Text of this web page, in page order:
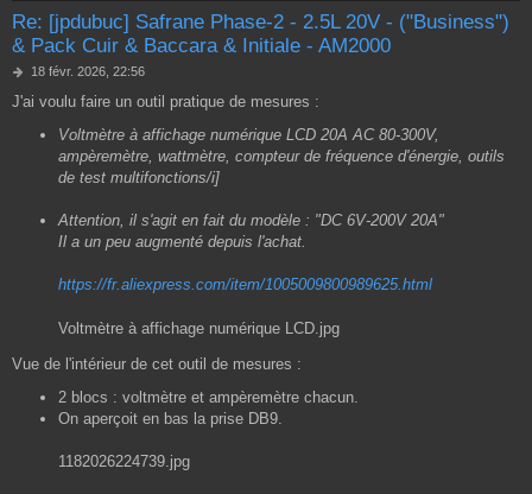
Re: [jpdubuc] Safrane Phase-2 - 2.5L 20V - ("Business")
& Pack Cuir & Baccara & Initiale - AM2000
M
s
18 févr. 2026, 22:56
J'ai voulu faire un outil pratique de mesures :
Voltmètre à affichage numérique LCD 20A AC 80-300V,
ampèremètre, wattmètre, compteur de fréquence d'énergie, outils
de test multifonctions/i]
Attention, il s'agit en fait du modèle : "DC 6V-200V 20A"
Il a un peu augmenté depuis l'achat.
https://fr.aliexpress.com/item/1005009800989625.html
Voltmètre à affichage numérique LCD.jpg
Vue de l'intérieur de cet outil de mesures :
2 blocs : voltmètre et ampèremètre chacun.
On aperçoit en bas la prise DB9.
1182026224739.jpg